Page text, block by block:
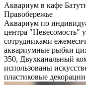
Аквариум в кафе
Правобережье
Аквариум по
центра "Невесомость"
сотрудниками
аквариумные рыбки
350, Двухканальный
использованы
пластиковые